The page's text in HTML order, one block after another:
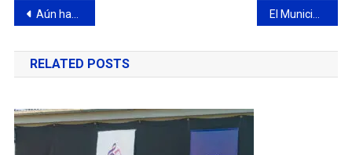
Navegación
de
entradas
Aún hay vacantes para estudiar gestión cultural en el Instituto 15 El Municipio realiza importantes operativos de control sobre la venta de pirotecnia ruidosa
RELATED POSTS